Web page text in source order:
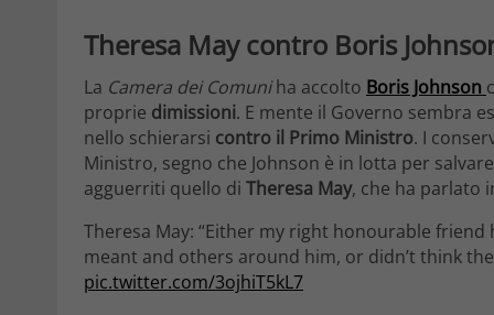
Theresa May contro Boris
La Camera dei Comuniha accolto Boris Johnson
proprie dimissioni. E mente il Governo sembra
nello schierarsi contro il Primo Ministro. I
Ministro, segno che Johnson è in lotta per
agguerriti quello di Theresa May, che ha parlato
Theresa May: “Either my right honourable
meant and others around him, or didn’t think
pic.twitter.com/3ojhiT5kL7